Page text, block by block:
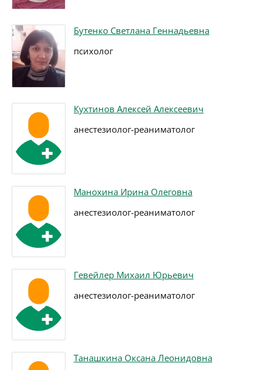
Бутенко Светлана Геннадьевна
психолог
Кухтинов Алексей Алексеевич
анестезиолог-реаниматолог
Манохина Ирина Олеговна
анестезиолог-реаниматолог
Гевейлер Михаил Юрьевич
анестезиолог-реаниматолог
Танашкина Оксана Леонидовна